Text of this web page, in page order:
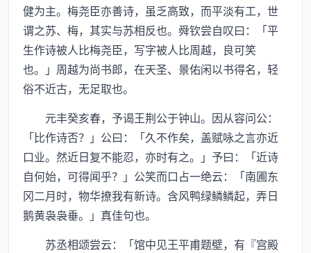
健为主。梅尧臣亦善诗，虽乏高致，而平淡有工，世
谓之苏、梅，其实与苏相反也。舜钦尝自叹曰：「平
生作诗被人比梅尧臣，写字被人比周越，良可笑
也。」周越为尚书郎，在天圣、景佑闲以书得名，轻
俗不近古，无足取也。
元丰癸亥春，予谒王荆公于钟山。因从容问公：
「比作诗否？」公曰：「久不作矣，盖赋咏之言亦近
口业。然近日复不能忍，亦时有之。」予曰：「近诗
自何始，可得闻乎？」公笑而口占一绝云：「南圃东
冈二月时，物华撩我有新诗。含风鸭绿鳞鳞起，弄日
鹅黄袅袅垂。」真佳句也。
苏丞相颂尝云：「馆中见王平甫题壁，有『宫殿